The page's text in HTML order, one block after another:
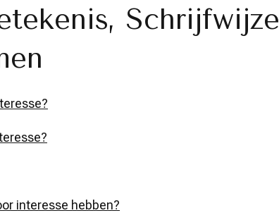
Schrijfwijze
interesse hebben?